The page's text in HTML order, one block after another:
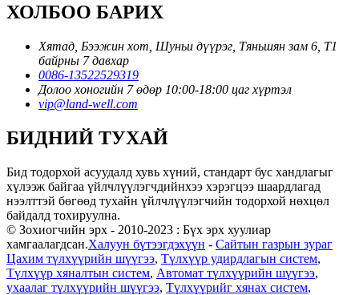
ХОЛБОО БАРИХ
Хятад, Бээжин хот, Шуньи дүүрэг, Тяньшян зам 6, Т1
байрны 7 давхар
0086-13522529319
Долоо хоногийн 7 өдөр 10:00-18:00 цаг хүртэл
vip@land-well.com
БИДНИЙ ТУХАЙ
Бид тодорхой асуудалд хувь хүний, стандарт бус хандлагыг
хүлээж байгаа үйлчлүүлэгчдийнхээ хэрэгцээ шаардлагад
нээлттэй бөгөөд тухайн үйлчлүүлэгчийн тодорхой нөхцөл
байдалд тохируулна.
© Зохиогчийн эрх - 2010-2023 : Бүх эрх хуулиар
хамгаалагдсан.Халуун бүтээгдэхүүн - Сайтын газрын зураг
Цахим түлхүүрийн шүүгээ, Түлхүүр удирдлагын систем,
Түлхүүр хяналтын систем, Автомат түлхүүрийн шүүгээ,
ухаалаг түлхүүрийн шүүгээ, Түлхүүрийг хянах систем,